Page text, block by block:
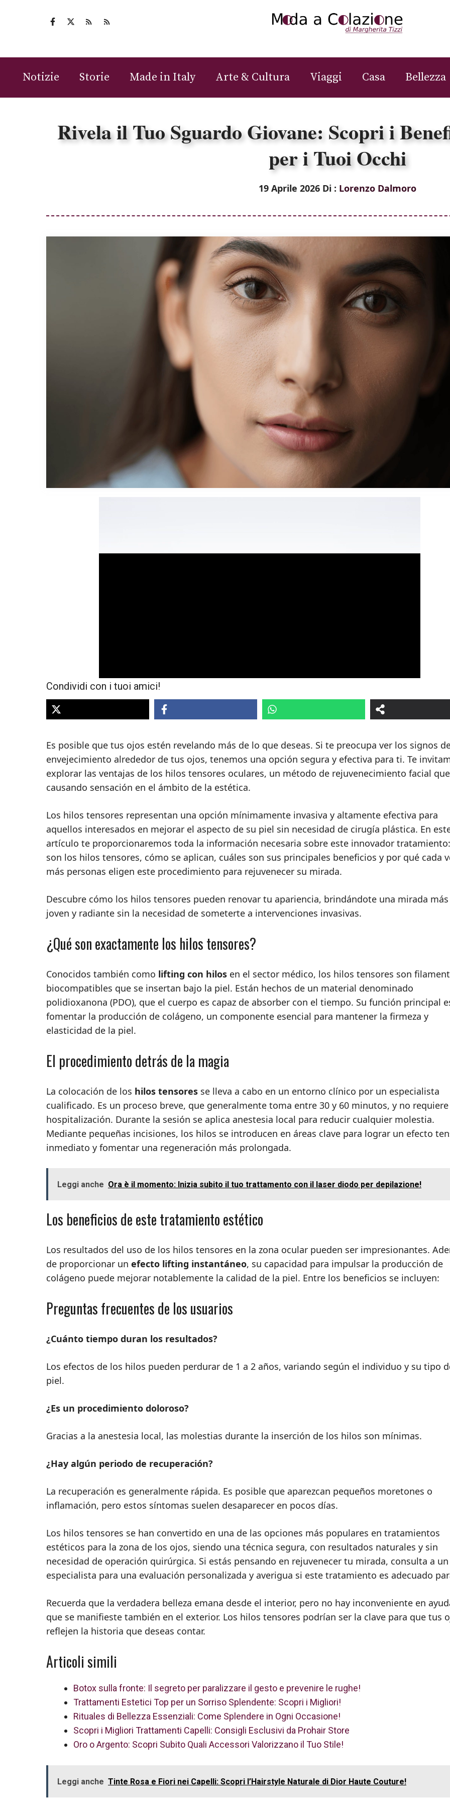
Notizie Storie Made in Italy Arte & Cultura Viaggi Casa Bellezza
Rivela il Tuo Sguardo Giovane: Scopri i
per i Tuoi Occhi
19 Aprile 2026 Di : Lorenzo Dalmoro
Condividi con i tuoi amici!
Es posible que tus ojos estén revelando más de lo que deseas. Si te preocupa ver los signos
envejecimiento alrededor de tus ojos, tenemos una opción segura y efectiva para ti. Te
explorar las ventajas de los hilos tensores oculares, un método de rejuvenecimiento facial
causando sensación en el ámbito de la estética.
Los hilos tensores representan una opción mínimamente invasiva y altamente efectiva para
aquellos interesados en mejorar el aspecto de su piel sin necesidad de cirugía plástica. En
artículo te proporcionaremos toda la información necesaria sobre este innovador
son los hilos tensores, cómo se aplican, cuáles son sus principales beneficios y por qué cada
más personas eligen este procedimiento para rejuvenecer su mirada.
Descubre cómo los hilos tensores pueden renovar tu apariencia, brindándote una mirada más
joven y radiante sin la necesidad de someterte a intervenciones invasivas.
¿Qué son exactamente los hilos tensores?
Conocidos también como lifting con hilos en el sector médico, los hilos tensores son
biocompatibles que se insertan bajo la piel. Están hechos de un material denominado
polidioxanona (PDO), que el cuerpo es capaz de absorber con el tiempo. Su función principal
fomentar la producción de colágeno, un componente esencial para mantener la firmeza y
elasticidad de la piel.
El procedimiento detrás de la magia
La colocación de los hilos tensores se lleva a cabo en un entorno clínico por un especialista
cualificado. Es un proceso breve, que generalmente toma entre 30 y 60 minutos, y no requiere
hospitalización. Durante la sesión se aplica anestesia local para reducir cualquier molestia.
Mediante pequeñas incisiones, los hilos se introducen en áreas clave para lograr un efecto
inmediato y fomentar una regeneración más prolongada.
Leggi anche Ora è il momento: Inizia subito il tuo trattamento con il laser diodo per depilazione!
Los beneficios de este tratamiento estético
Los resultados del uso de los hilos tensores en la zona ocular pueden ser impresionantes.
de proporcionar un efecto lifting instantáneo, su capacidad para impulsar la producción de
colágeno puede mejorar notablemente la calidad de la piel. Entre los beneficios se incluyen:
Preguntas frecuentes de los usuarios
¿Cuánto tiempo duran los resultados?
Los efectos de los hilos pueden perdurar de 1 a 2 años, variando según el individuo y su tipo
piel.
¿Es un procedimiento doloroso?
Gracias a la anestesia local, las molestias durante la inserción de los hilos son mínimas.
¿Hay algún periodo de recuperación?
La recuperación es generalmente rápida. Es posible que aparezcan pequeños moretones o
inflamación, pero estos síntomas suelen desaparecer en pocos días.
Los hilos tensores se han convertido en una de las opciones más populares en tratamientos
estéticos para la zona de los ojos, siendo una técnica segura, con resultados naturales y sin
necesidad de operación quirúrgica. Si estás pensando en rejuvenecer tu mirada, consulta a un
especialista para una evaluación personalizada y averigua si este tratamiento es adecuado
Recuerda que la verdadera belleza emana desde el interior, pero no hay inconveniente en
que se manifieste también en el exterior. Los hilos tensores podrían ser la clave para que tus
reflejen la historia que deseas contar.
Articoli simili
Botox sulla fronte: Il segreto per paralizzare il gesto e prevenire le rughe!
Trattamenti Estetici Top per un Sorriso Splendente: Scopri i Migliori!
Rituales di Bellezza Essenziali: Come Splendere in Ogni Occasione!
Scopri i Migliori Trattamenti Capelli: Consigli Esclusivi da Prohair Store
Oro o Argento: Scopri Subito Quali Accessori Valorizzano il Tuo Stile!
Leggi anche Tinte Rosa e Fiori nei Capelli: Scopri l’Hairstyle Naturale di Dior Haute Couture!